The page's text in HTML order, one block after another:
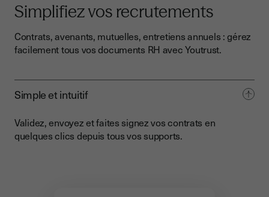
Simplifiez vos recrutements
Contrats, avenants, mutuelles, entretiens annuels : gérez
facilement tous vos documents RH avec Youtrust.
Simple et intuitif
Validez, envoyez et faites signez vos contrats en
quelques clics depuis tous vos supports.